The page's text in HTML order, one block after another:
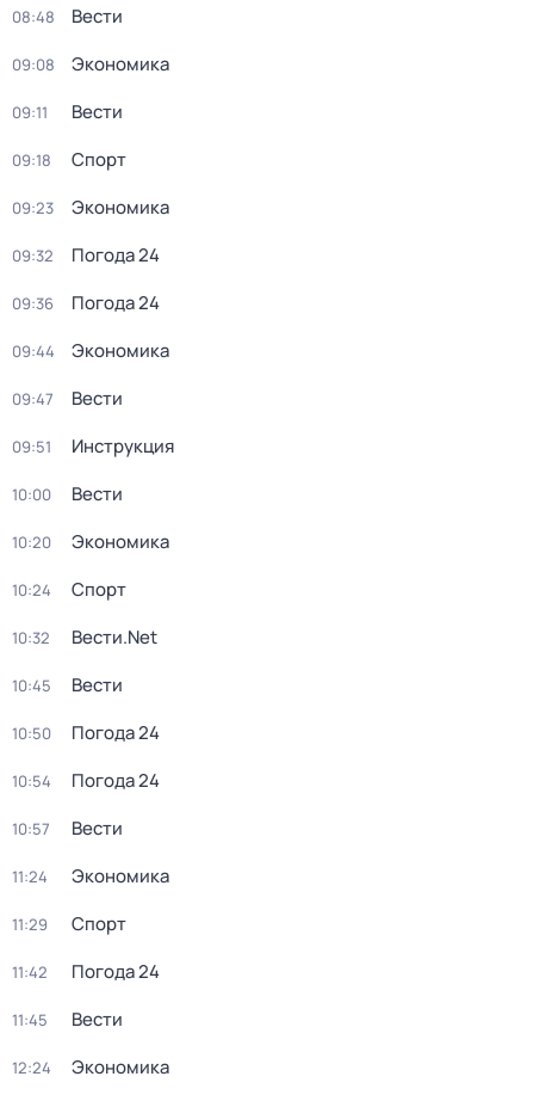
08:48 Вести
09:08 Экономика
09:11 Вести
09:18 Спорт
09:23 Экономика
09:32 Погода 24
09:36 Погода 24
09:44 Экономика
09:47 Вести
09:51 Инструкция
10:00 Вести
10:20 Экономика
10:24 Спорт
10:32 Вести.Net
10:45 Вести
10:50 Погода 24
10:54 Погода 24
10:57 Вести
11:24 Экономика
11:29 Спорт
11:42 Погода 24
11:45 Вести
12:24 Экономика